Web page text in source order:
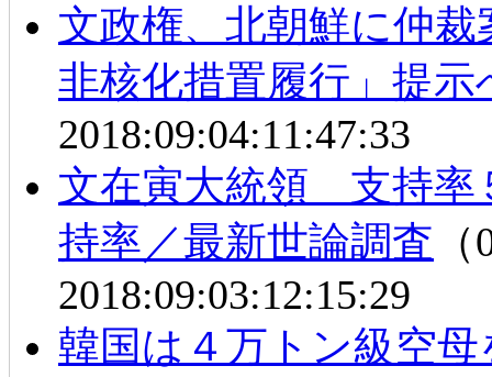
文政権、北朝鮮に仲
非核化措置履行」提示
2018:09:04:11:47:33
文在寅大統領 支持率
持率／最新世論調査
2018:09:03:12:15:29
韓国は４万トン級空